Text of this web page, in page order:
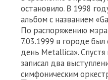
остановило. В 1998
альбом с названием
По распоряжению
7.03.1999 в городе
день Metallica». Спустя
записал два
симфоническим